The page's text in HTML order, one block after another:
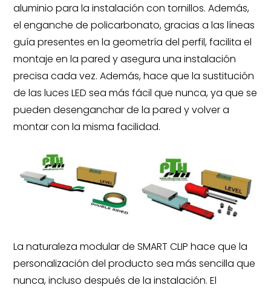
aluminio para la instalación con tornillos. Además,
el enganche de policarbonato, gracias a las líneas
guía presentes en la geometría del perfil, facilita el
montaje en la pared y asegura una instalación
precisa cada vez. Además, hace que la sustitución
de las luces LED sea más fácil que nunca, ya que se
pueden desenganchar de la pared y volver a
montar con la misma facilidad.
La naturaleza modular de SMART CLIP hace que la
personalización del producto sea más sencilla que
nunca, incluso después de la instalación. El